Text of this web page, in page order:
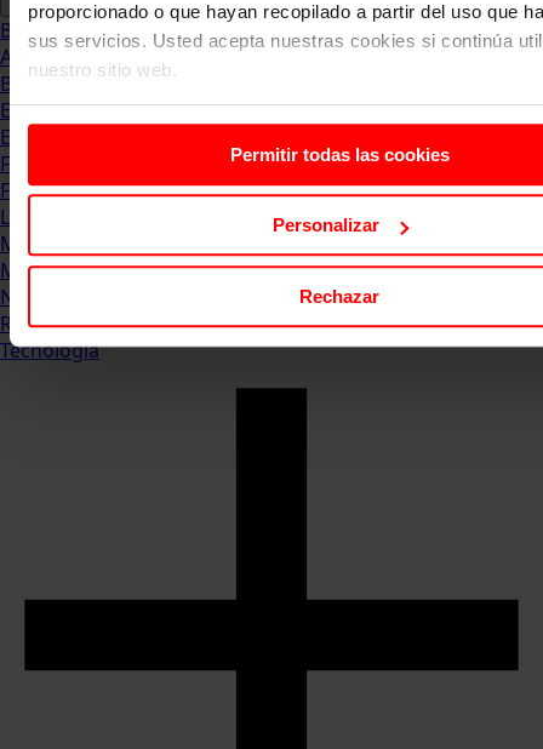
proporcionado o que hayan recopilado a partir del uso que
sus servicios. Usted acepta nuestras cookies si continúa
nuestro sitio web.
Permitir todas las cookies
Personalizar
Rechazar
Blog
Abogacia
Business
Empleo & Emprendimiento
Empresas
Finanzas
Formación & Estudios
Luxury
Management
Marketing & Comunicación
Negocios
Recursos Humanos
Tecnología